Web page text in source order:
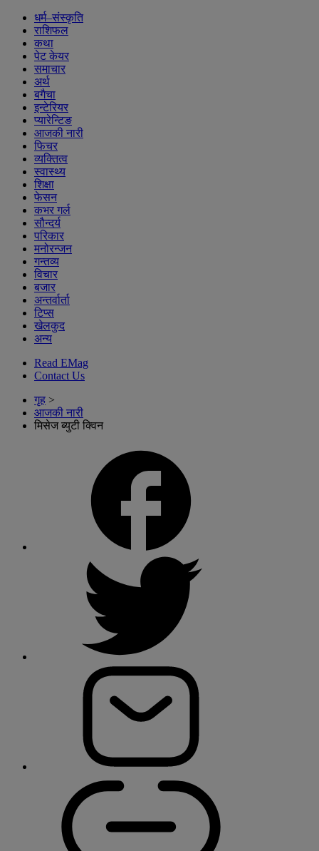
धर्म–संस्कृति
राशिफल
कथा
पेट केयर
समाचार
अर्थ
बगैचा
इन्टेरियर
प्यारेन्टिङ
आजकी नारी
फिचर
व्यक्तित्व
स्वास्थ्य
शिक्षा
फेसन
कभर गर्ल
सौन्दर्य
परिकार
मनोरन्जन
गन्तव्य
विचार
बजार
अन्तर्वार्ता
टिप्स
खेलकुद
अन्य
Read EMag
Contact Us
गृह >
आजकी नारी
मिसेज ब्युटी क्विन